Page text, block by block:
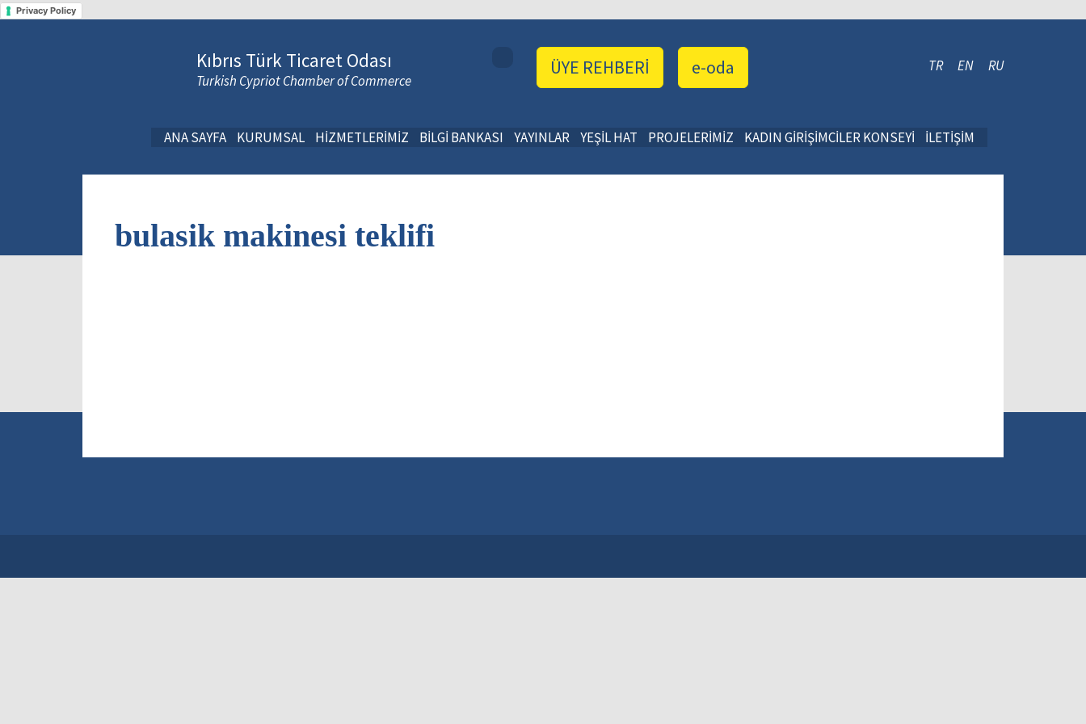
Privacy Policy
Kıbrıs Türk Ticaret Odası
Turkish Cypriot Chamber of Commerce
TR EN RU
e-oda
ÜYE REHBERİ
ANA SAYFA KURUMSAL HİZMETLERİMİZ BİLGİ BANKASI YAYINLAR YEŞİL HAT PROJELERİMİZ KADIN GİRİŞİMCİLER KONSEYİ İLETİŞİM
bulasik makinesi teklifi